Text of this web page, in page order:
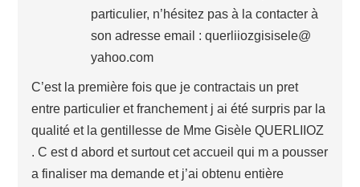
particulier, n’hésitez pas à la contacter à
son adresse email : querliiozgisisele@
yahoo.com
C’est la première fois que je contractais un pret
entre particulier et franchement j ai été surpris par la
qualité et la gentillesse de Mme Gisèle QUERLIIOZ
. C est d abord et surtout cet accueil qui m a pousser
a finaliser ma demande et j’ai obtenu entière